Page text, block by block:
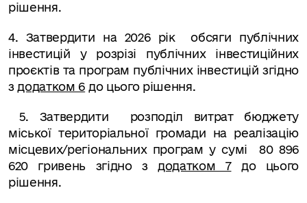
рішення.
4. Затвердити на 2026 рік
обсяги публічних
інвестицій у розрізі публічних інвестиційних
проєктів та програм публічних інвестицій згідно
здодатком 6 до цього рішення.
5. Затвердити
розподіл витрат бюджету
міської територіальної громади на реалізацію
місцевих/регіональних програм у сумі
80 896
620 гривень згідно здодатком 7до цього
рішення.